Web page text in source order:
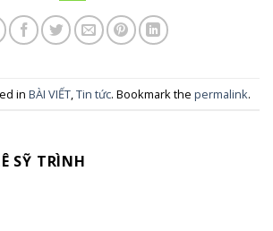
in BÀI VIẾT, Tin tức. Bookmark the permalink.
SỸ TRÌNH